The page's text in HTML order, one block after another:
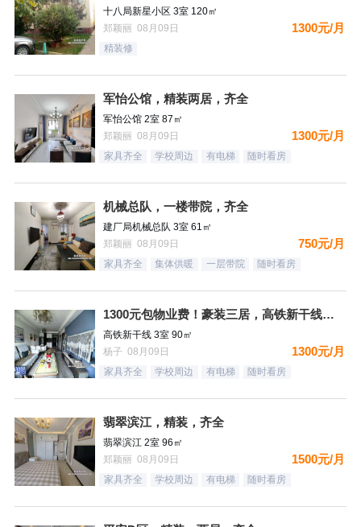
十八局新星小区 3室 120㎡
郑颖丽 08月09日
1300元/月
精装修
军怡公馆，精装两居，齐全
军怡公馆 2室 87㎡
郑颖丽 08月09日
1300元/月
家具齐全 学校周边 有电梯 随时看房
机械总队，一楼带院，齐全
建厂局机械总队 3室 61㎡
郑颖丽 08月09日
750元/月
家具齐全 集体供暖 一层带院 随时看房
1300元包物业费！豪装三居，高铁新干线，南向，采光好，家具
高铁新干线 3室 90㎡
杨子 08月09日
1300元/月
家具齐全 学校周边 有电梯 随时看房
翡翠滨江，精装，齐全
翡翠滨江 2室 96㎡
郑颖丽 08月09日
1500元/月
家具齐全 学校周边 有电梯 随时看房